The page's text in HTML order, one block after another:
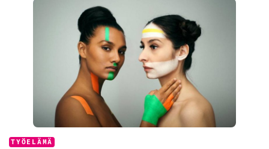
Categories:
TYÖELÄMÄ